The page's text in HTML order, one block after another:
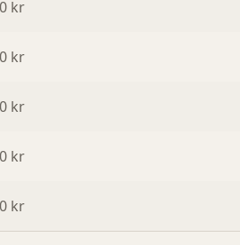
kr
kr
kr
kr
kr